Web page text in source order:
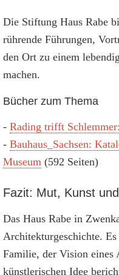
Die Stiftung Haus Rabe
rührende Führungen,
den Ort zu einem
machen.
Bücher zum Thema
- Rading trifft
- Bauhaus_Sachsen:
Museum (592 Seiten)
Fazit: Mut, Kunst
Das Haus Rabe in
Architekturgeschichte.
Familie, der Vision eines
künstlerischen Idee